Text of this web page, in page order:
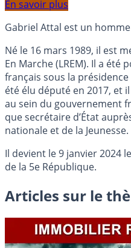
En savoir plus
Gabriel Attal est un
Né le 16 mars 1989, il est
En Marche (LREM). Il a
français sous la
été élu député en 2017, et
au sein du gouvernement
que secrétaire d’État
nationale et de la Jeunesse.
Il devient le 9 janvier 2024
de la 5e République.
Articles sur le